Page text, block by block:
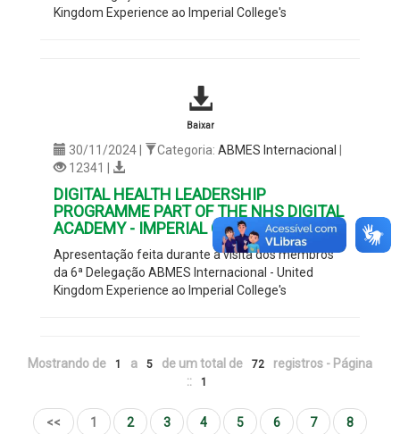
Kingdom Experience ao Imperial College's
Baixar
30/11/2024 | Categoria: ABMES Internacional
12341 |
DIGITAL HEALTH LEADERSHIP
PROGRAMME PART OF THE NHS DIGITAL
ACADEMY - IMPERIAL COLLEGE
Apresentação feita durante a visita dos membros
da 6ª Delegação ABMES Internacional - United
Kingdom Experience ao Imperial College's
Mostrando de 1 a 5 de um total de 72
registros - Página
::
1
<< 1 2 3 4 5 6 7 8